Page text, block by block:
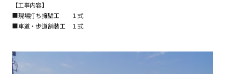
【工事内容】
■現場打ち擁壁工 １式
■車道・歩道舗装工 １式